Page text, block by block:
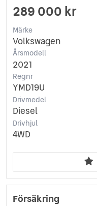
289 000 kr
Märke
Volkswagen
Årsmodell
2021
Regnr
YMD19U
Drivmedel
Diesel
Drivhjul
4WD
Försäkring